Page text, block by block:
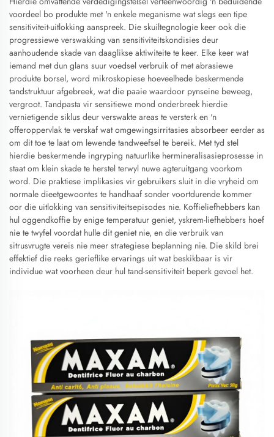
voordeel bo produkte met 'n enkele meganisme wat slegs een tipe
sensitiviteit-uitlokking aanspreek. Die skuiltegnologie keer ook die
progressiewe verswakking van sensitiviteitskondisies deur
aanhoudende skade van daaglikse aktiwiteite te keer. Elke keer wat
iemand met dun glans suur voedsel verbruik of met abrasiewe
produkte borsel, word mikroskopiese hoeveelhede beskermende
tandstruktuur afgebreek, wat die paaie waardoor pynseine beweeg,
vergroot. Tandpasta vir sensitiewe mond onderbreek hierdie
vernietigende siklus deur verswakte areas te versterk en 'n
offeroppervlak te verskaf wat omgewingsirritasies absorbeer eerder as
om dit toe te laat om lewende tandweefsel te bereik. Met tyd stel
hierdie beskermende ingryping natuurlike hermineralisasieprosesse in
staat om klein skade te herstel terwyl nuwe agteruitgang voorkom
word. Die praktiese implikasies vir gebruikers sluit in die vryheid om
normale dieetgewoontes te handhaaf sonder voortdurende kommer
oor die uitlokking van sensitiviteitsepisodes nie. Koffieliefhebbers kan
hul oggendkoffie by enige temperatuur geniet, yskrem-liefhebbers hoef
nie te twyfel voordat hulle dit geniet nie, en die verbruik van
sitrusvrugte vereis nie meer strategiese beplanning nie. Die skild brei
effektief die reeks gerieflike ervarings uit wat beskikbaar is vir
individue wat voorheen deur hul tand-sensitiviteit beperk gevoel het.